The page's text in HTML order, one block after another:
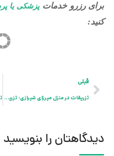
برای رزرو خدماتپزشکی یا
کنید:
قبلی
تزریقات در منزل میرزای شیرازی: تزریق انواع سرم و آمپول درمانی و تقویتی در خانه
دیدگاهتان را بنویسید